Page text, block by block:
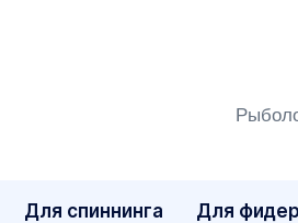
Для спиннинга Для